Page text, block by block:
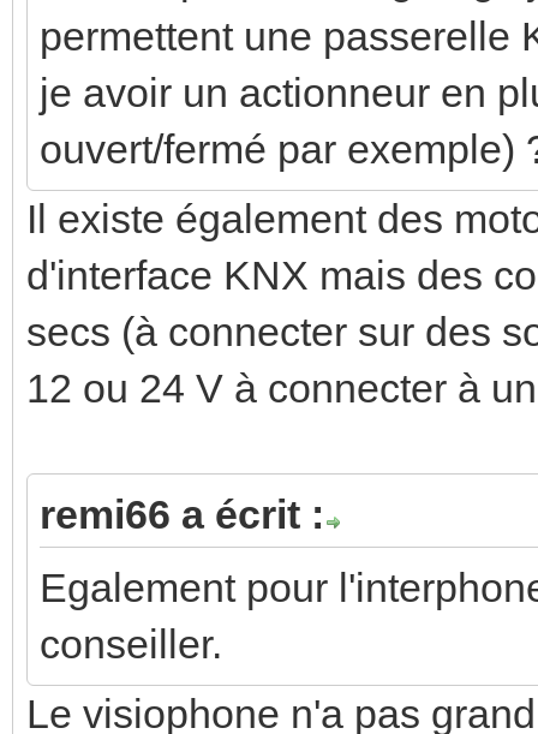
permettent une passerelle
je avoir un actionneur en
ouvert/fermé par exemple)
Il existe également des
d'interface KNX mais des
secs (à connecter sur des
12 ou 24 V à connecter à
remi66 a écrit :
Egalement pour
conseiller.
Le visiophone n'a pas